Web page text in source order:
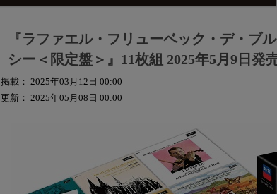
『ラファエル・フリューベック・デ・ブ
シー＜限定盤＞』11枚組 2025年5月9日発
掲載： 2025年03月12日 00:00
更新： 2025年05月08日 00:00